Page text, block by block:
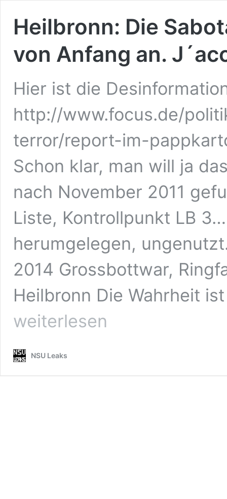
Heilbronn: Die
von Anfang an.
Hier ist die
http://www.focus.de/
terror/report-im-
Schon klar, man will ja
nach November 2011
Liste, Kontrollpunkt LB
herumgelegen,
2014 Grossbottwar,
Heilbronn Die Wahrheit
weiterlesen
NSU Leaks